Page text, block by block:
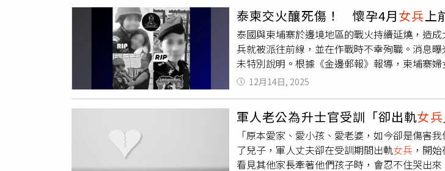
能對印度移工有疑慮？」、「你要驕傲什麼？
傲你有印度血統？」、「你驕傲是你家的事，
麼？」、「不是歧視，是嫌棄跟厭惡」、「印
留言安慰羅平，「羅平哥哥很棒，不要在意其
層+過濾泡泡產生的結果，也不用跟他們爭論
《台灣X檔案》。2019年他與德國女友Madlen
泰柬交火釀死傷！ 懷孕4月女兵上
泰國與柬埔寨於邊境地區的戰火持續延燒，造
兵就被派往前線，並在作戰時不幸殉職。消息
未特別說明。根據《金邊郵報》報導，柬埔寨
於柬埔寨第67坦克營，長期在前線駐守，是班
軍交火時喪命，當時她已懷有4個月身孕。柬
國情操將永遠留在柬埔寨人民心中，「雖然薩
世家，獨留丈夫和一名就讀大學二年級英語文
12月14日, 2025
軍人老公為升士官受訓「卻出軌女兵
「原本愛家、愛小孩、愛老婆，如今卻是傷害
了兒子，軍人丈夫卻在受訓期間出軌女兵 ，開
看見其他家長牽著他們孩子時，會忍不住哭出